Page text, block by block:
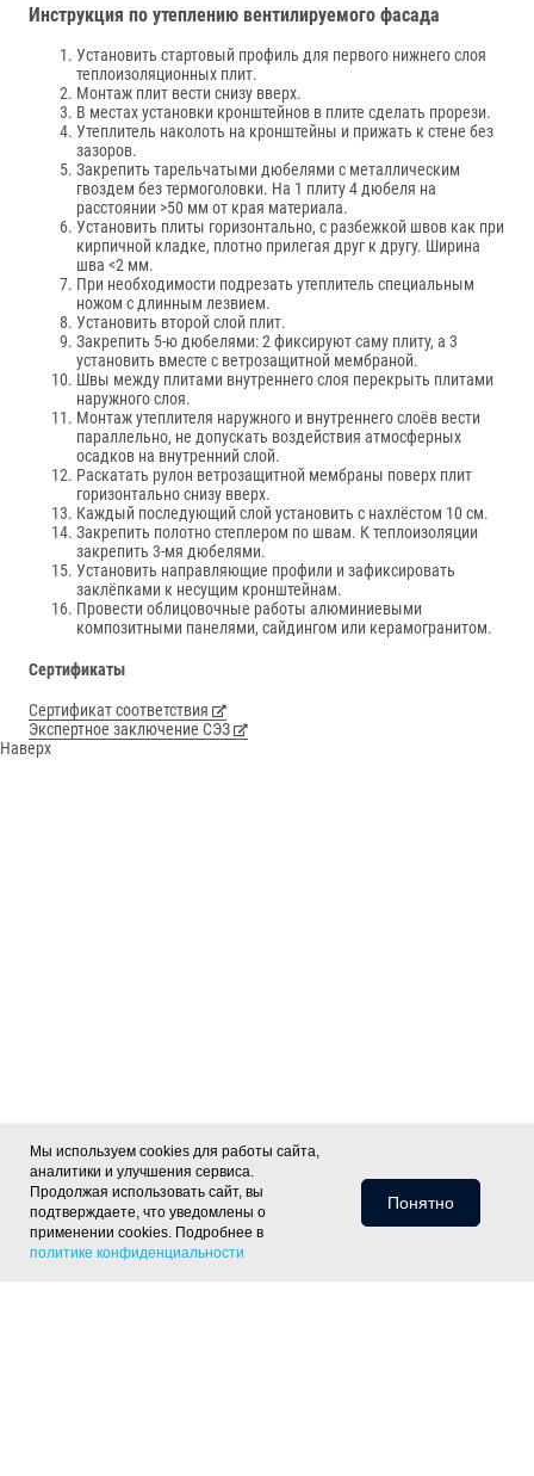
Мы используем cookies для работы сайта,
аналитики и улучшения сервиса.
Продолжая использовать сайт, вы
подтверждаете, что уведомлены о
применении cookies. Подробнее в
политике конфиденциальности
Понятно
Инструкция по утеплению вентилируемого фасада
Установить стартовый профиль для первого нижнего слоя
теплоизоляционных плит.
Монтаж плит вести снизу вверх.
В местах установки кронштейнов в плите сделать прорези.
Утеплитель наколоть на кронштейны и прижать к стене без
зазоров.
Закрепить тарельчатыми дюбелями с металлическим
гвоздем без термоголовки. На 1 плиту 4 дюбеля на
расстоянии >50 мм от края материала.
Установить плиты горизонтально, с разбежкой швов как при
кирпичной кладке, плотно прилегая друг к другу. Ширина
шва <2 мм.
При необходимости подрезать утеплитель специальным
ножом с длинным лезвием.
Установить второй слой плит.
Закрепить 5-ю дюбелями: 2 фиксируют саму плиту, а 3
установить вместе с ветрозащитной мембраной.
Швы между плитами внутреннего слоя перекрыть плитами
наружного слоя.
Монтаж утеплителя наружного и внутреннего слоёв вести
параллельно, не допускать воздействия атмосферных
осадков на внутренний слой.
Раскатать рулон ветрозащитной мембраны поверх плит
горизонтально снизу вверх.
Каждый последующий слой установить с нахлёстом 10 см.
Закрепить полотно степлером по швам. К теплоизоляции
закрепить 3-мя дюбелями.
Установить направляющие профили и зафиксировать
заклёпками к несущим кронштейнам.
Провести облицовочные работы алюминиевыми
композитными панелями, сайдингом или керамогранитом.
Сертификаты
Сертификат соответствия
Экспертное заключение СЭЗ
Наверх